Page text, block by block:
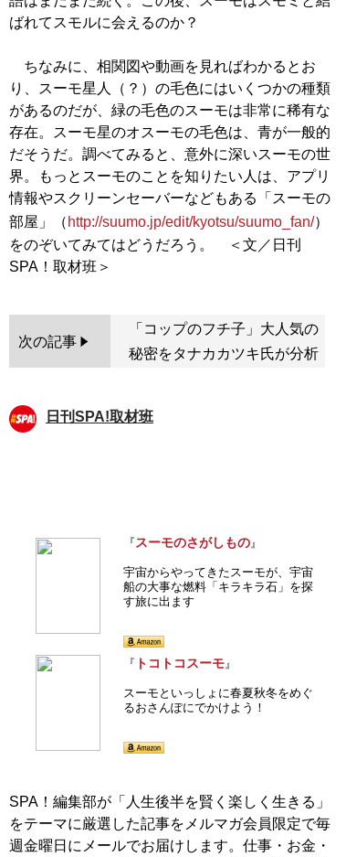
ばれてスモルに会えるのか？
ちなみに、相関図や動画を見ればわかるとお
り、スーモ星人（？）の毛色にはいくつかの種類
があるのだが、緑の毛色のスーモは非常に稀有な
存在。スーモ星のオスーモの毛色は、青が一般的
だそうだ。調べてみると、意外に深いスーモの世
界。もっとスーモのことを知りたい人は、アプリ
情報やスクリーンセーバーなどもある「スーモの
部屋」（ http://suumo.jp/edit/kyotsu/suumo_fan/）
をのぞいてみてはどうだろう。 ＜文／日刊
次の記事
「コップのフチ子」大人気の
秘密をタナカカツキ氏が分析
日刊SPA!取材班
『スーモのさがしもの』
宇宙からやってきたスーモが、宇宙
船の大事な燃料「キラキラ石」を探
す旅に出ます
『 トコトコスーモ』
スーモといっしょに春夏秋冬をめぐ
るおさんぽにでかけよう！
SPA！編集部が「人生後半を賢く楽しく生きる」
をテーマに厳選した記事をメルマガ会員限定で毎
週金曜日にメールでお届けします。仕事・お金・